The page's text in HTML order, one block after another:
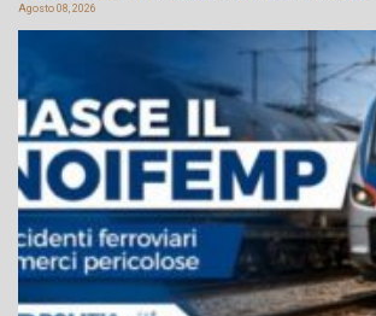
Agosto 08, 2026